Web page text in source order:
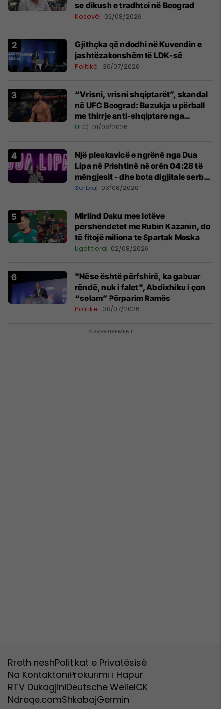
se dikush e tradhtoi në Beograd
Kosovë 02/08/2026
Gjithçka që ndodhi në Kuvendin e
jashtëzakonshëm të LDK-së
Politikë 30/07/2026
“Vrisni, vrisni shqiptarët”, skandal
në UFC Beograd: Buzukja u përball
me thirrje anti-shqiptare nga
tribunat
UFC 01/08/2026
Një pleskavicë e ngrënë nga Dua
Lipa në Prishtinë në orën 04:28 të
mëngjesit - dhe bota digjitale serbe
shpall gjendjen e luftës
Serbia 03/08/2026
Mirlind Daku mes lotëve
përshëndetet me Rubin Kazanin, do
të fitojë miliona te Spartak Moska
Ligat tjera 02/08/2026
"Nëse është përfshirë, ka gabuar
rëndë, nuk i falet", Abdixhiku i çon
“selam” Përparim Ramës
Politikë 30/07/2026
Rreth neshPolitikat e Privatësisë
Na KontaktoniProkurimi i Hapur
RTV DukagjiniDeutsche WelleICK
Ndreqe.comShkabajGermin